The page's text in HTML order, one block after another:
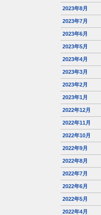
2023年8月
2023年7月
2023年6月
2023年5月
2023年4月
2023年3月
2023年2月
2023年1月
2022年12月
2022年11月
2022年10月
2022年9月
2022年8月
2022年7月
2022年6月
2022年5月
2022年4月